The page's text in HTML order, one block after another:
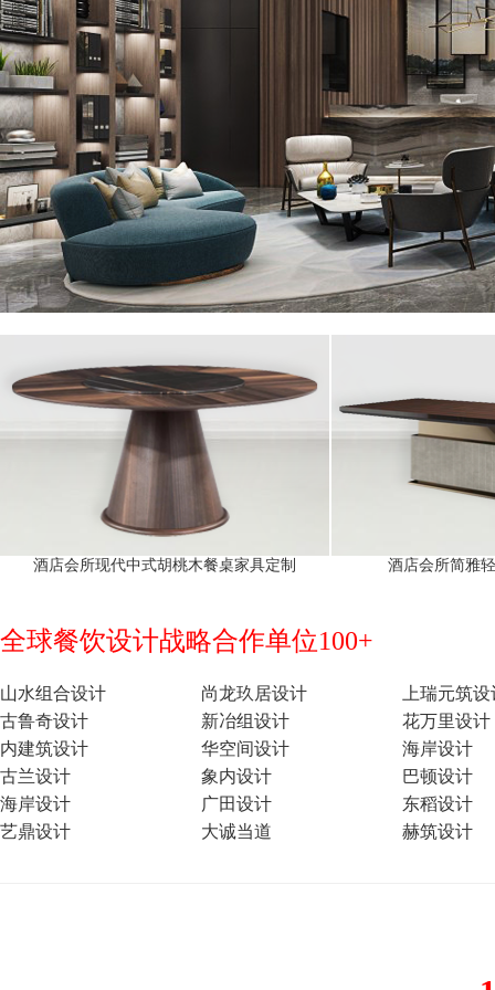
酒店会所现代中式胡桃木餐桌家具定制 酒店会所简雅
全球餐饮设计战略合作单位100+
山水组合设计 尚龙玖居设计
上瑞元筑
古鲁奇设计
新冶组设计
花万里设计
内建筑设计
华空间设计
海岸设计
古兰设计
象内设计
巴顿设计
海岸设计
广田设计
东稻设计
艺鼎设计
大诚当道 赫筑设计